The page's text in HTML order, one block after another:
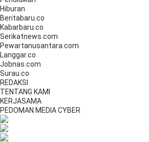
Hiburan
Beritabaru.co
Kabarbaru.co
Serikatnews.com
Pewartanusantara.com
Langgar.co
Jobnas.com
Surau.co
REDAKSI
TENTANG KAMI
KERJASAMA
PEDOMAN MEDIA CYBER